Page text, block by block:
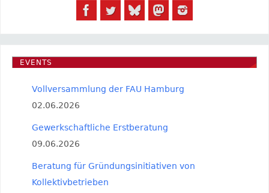
EVENTS
Vollversammlung der FAU Hamburg
02.06.2026
Gewerkschaftliche Erstberatung
09.06.2026
Beratung für Gründungsinitiativen von
Kollektivbetrieben